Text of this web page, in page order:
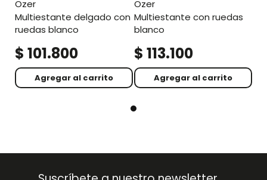
ozer
multiestante delgado con
ruedas blanco
$ 101.800
Agregar al carrito
ozer
multiestante con ruedas
blanco
$ 113.100
Agregar al carrito